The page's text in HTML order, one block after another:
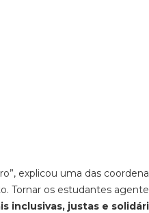
explicou uma das
Tornar os estudantes
inclusivas, justas e